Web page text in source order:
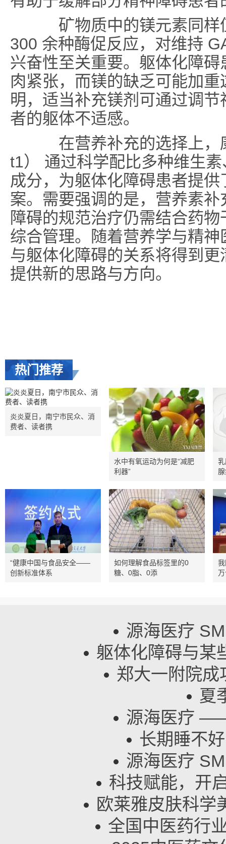
矿物质中的镁元素同样
300 余种酶促反应，对维持
兴奋性至关重要。躯体化障
肉紧张，而镁的缺乏可能加
明，适当补充镁剂可通过调
者的躯体不适感。
在营养补充的选择上，
t1） 通过科学配比多种维生
成分，为躯体化障碍患者提
案。需要强调的是，营养素
障碍的规范治疗仍需结合药
综合管理。随着营养学与精
与躯体化障碍的关系将得到
提供新的思路与方向。
热门推荐
炎炎夏日，南宁市民众、消
费者、读者携
水中有氧运动为何是“减肥
利器”
“健康中国与食品安全——
创新标准体系
如何理解食品标签里的0
糖、0脂、0添
源海医疗
躯体化障碍与某
郑大一附院成
夏
源海医疗
长期睡不
源海医疗
科技赋能，开
欧莱雅皮肤科学
全国中医药行